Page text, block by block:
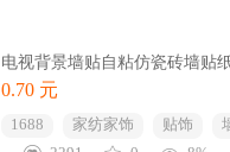
电视背景墙贴自粘仿瓷砖墙贴
0.70 元
1688 家纺家饰 贴饰